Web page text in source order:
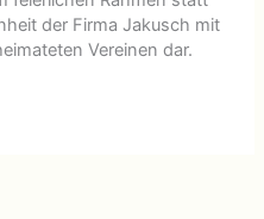
der Firma Jakusch mit
Vereinen dar.